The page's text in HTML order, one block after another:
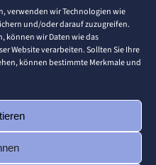
verwenden wir Technologien wie
und/oder darauf zuzugreifen.
können wir Daten wie das
Website verarbeiten. Sollten Sie Ihre
können bestimmte Merkmale und
von Prof. Dr. Anja
Dr. Norbert Lurz
Verbraucherpolitik,
ExpertInnen und
künstlicher Intelligenz
erforschen und…